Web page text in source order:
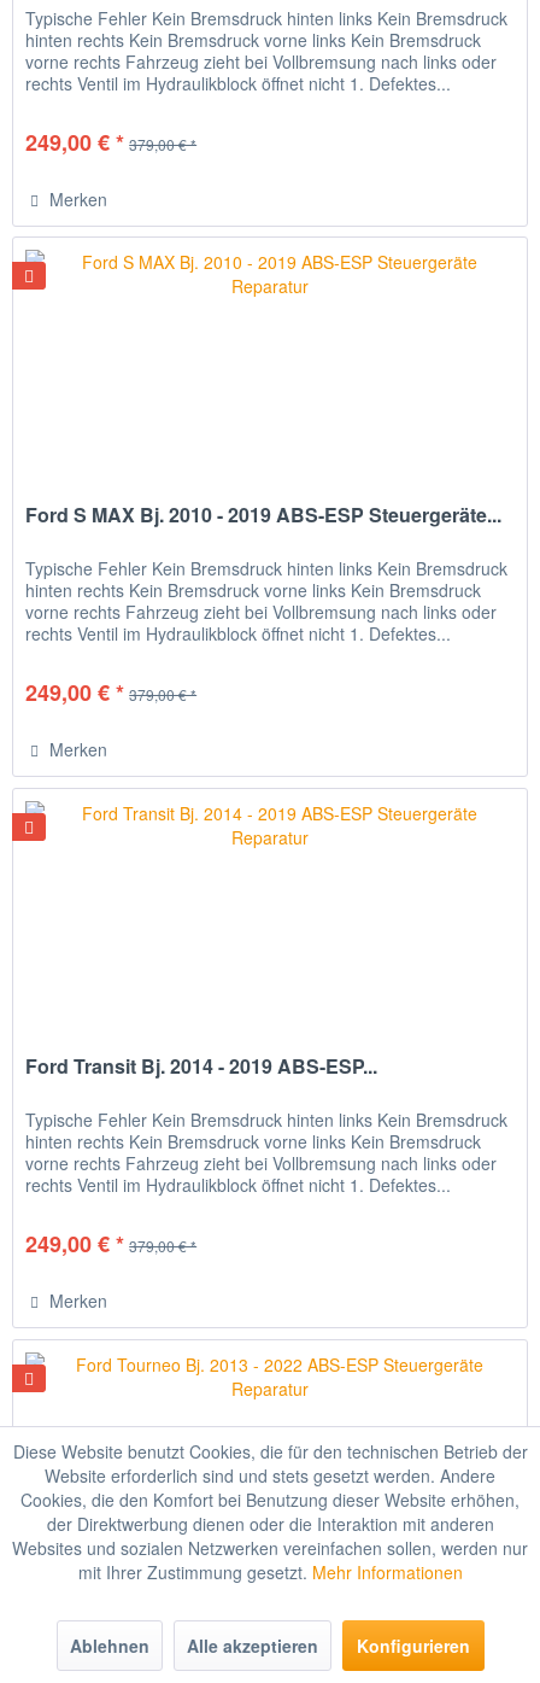
Typische Fehler Kein Bremsdruck hinten links Kein Bremsdruck
hinten rechts Kein Bremsdruck vorne links Kein Bremsdruck
vorne rechts Fahrzeug zieht bei Vollbremsung nach links oder
rechts Ventil im Hydraulikblock öffnet nicht 1. Defektes...
249,00 € * 379,00 € *
Merken
Ford S MAX Bj. 2010 - 2019 ABS-ESP Steuergeräte...
Typische Fehler Kein Bremsdruck hinten links Kein Bremsdruck
hinten rechts Kein Bremsdruck vorne links Kein Bremsdruck
vorne rechts Fahrzeug zieht bei Vollbremsung nach links oder
rechts Ventil im Hydraulikblock öffnet nicht 1. Defektes...
249,00 € * 379,00 € *
Merken
Ford Transit Bj. 2014 - 2019 ABS-ESP...
Typische Fehler Kein Bremsdruck hinten links Kein Bremsdruck
hinten rechts Kein Bremsdruck vorne links Kein Bremsdruck
vorne rechts Fahrzeug zieht bei Vollbremsung nach links oder
rechts Ventil im Hydraulikblock öffnet nicht 1. Defektes...
249,00 € * 379,00 € *
Merken
Ford Tourneo Bj. 2013 - 2022 ABS-ESP...
Typische Fehler Kein Bremsdruck hinten links Kein Bremsdruck
Diese Website benutzt Cookies, die für den technischen Betrieb der
Website erforderlich sind und stets gesetzt werden. Andere
Cookies, die den Komfort bei Benutzung dieser Website erhöhen,
der Direktwerbung dienen oder die Interaktion mit anderen
Websites und sozialen Netzwerken vereinfachen sollen, werden nur
mit Ihrer Zustimmung gesetzt. Mehr Informationen
Ablehnen Alle akzeptieren Konfigurieren